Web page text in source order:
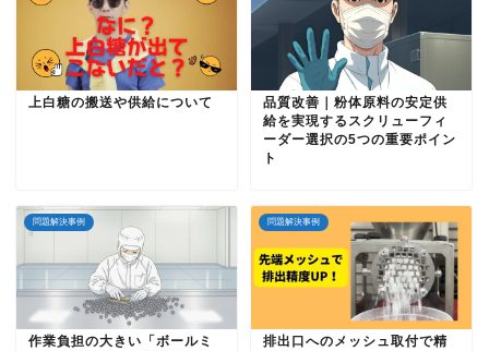
上白糖の搬送や供給について
品質改善｜粉体原料の安定供
給を実現するスクリューフィ
ーダー選択の5つの重要ポイン
ト
問題解決事例
作業負担の大きい「ボールミ
問題解決事例
排出口へのメッシュ取付で精